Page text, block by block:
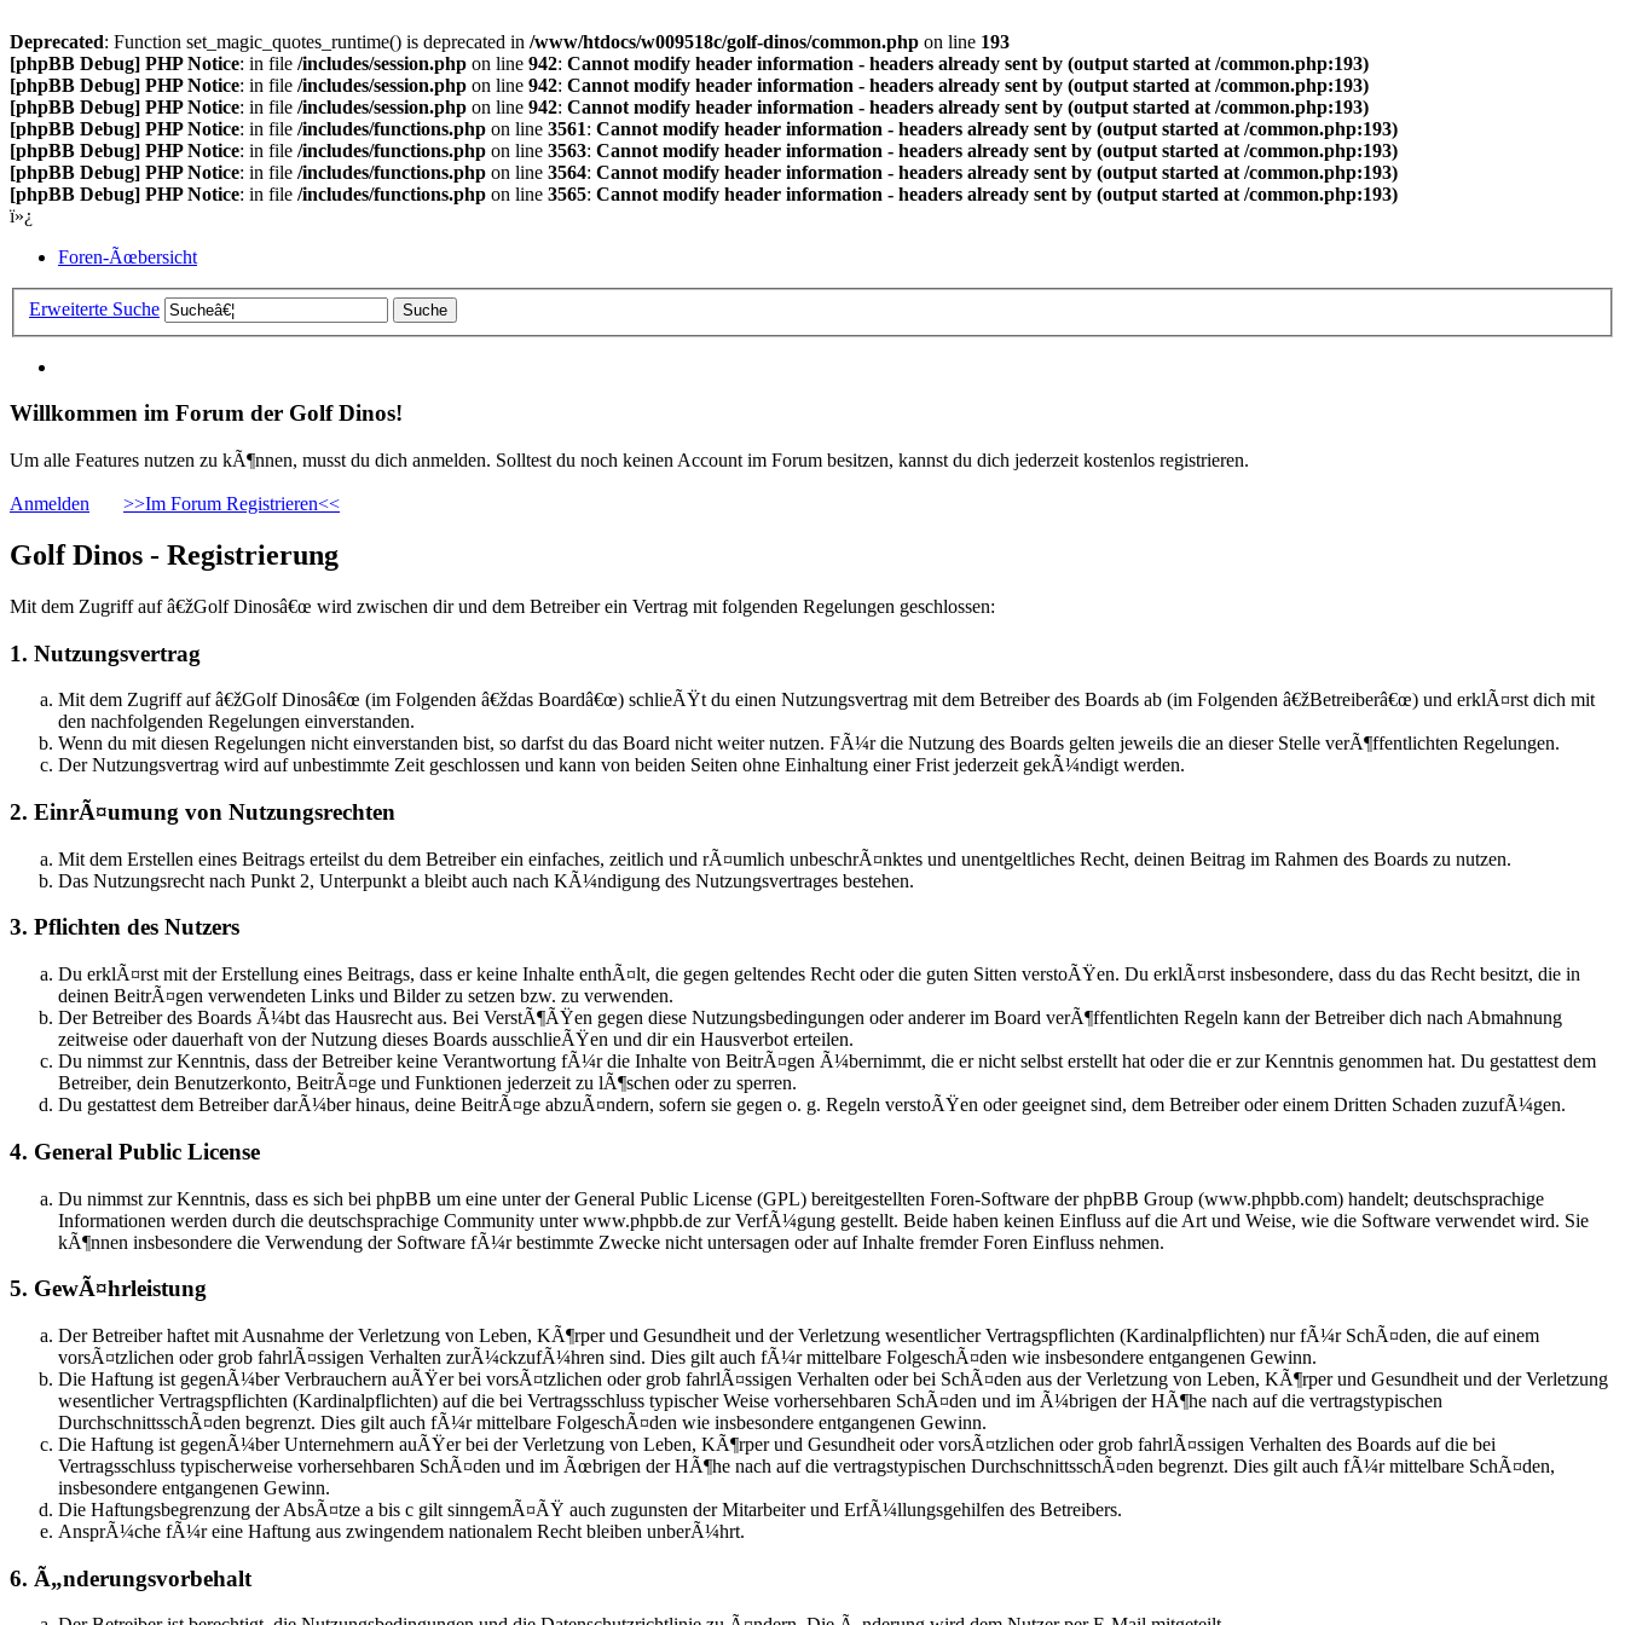
Deprecated: Function set_magic_quotes_runtime() is deprecated in /www/htdocs/w009518c/golf-dinos/common.php on line 193
[phpBB Debug] PHP Notice: in file /includes/session.php on line 942: Cannot modify header information - headers already sent by (output started at /common.php:193)
[phpBB Debug] PHP Notice: in file /includes/session.php on line 942: Cannot modify header information - headers already sent by (output started at /common.php:193)
[phpBB Debug] PHP Notice: in file /includes/session.php on line 942: Cannot modify header information - headers already sent by (output started at /common.php:193)
[phpBB Debug] PHP Notice: in file /includes/functions.php on line 3561: Cannot modify header information - headers already sent by (output started at /common.php:193)
[phpBB Debug] PHP Notice: in file /includes/functions.php on line 3563: Cannot modify header information - headers already sent by (output started at /common.php:193)
[phpBB Debug] PHP Notice: in file /includes/functions.php on line 3564: Cannot modify header information - headers already sent by (output started at /common.php:193)
[phpBB Debug] PHP Notice: in file /includes/functions.php on line 3565: Cannot modify header information - headers already sent by (output started at /common.php:193)
ï»¿
Foren-Ãœbersicht
Erweiterte Suche
Willkommen im Forum der Golf Dinos!
Um alle Features nutzen zu kÃ¶nnen, musst du dich anmelden. Solltest du noch keinen Account im Forum besitzen, kannst du dich jederzeit kostenlos registrieren.
Anmelden >>Im Forum Registrieren<<
Golf Dinos - Registrierung
Mit dem Zugriff auf â€žGolf Dinosâ€œ wird zwischen dir und dem Betreiber ein Vertrag mit folgenden Regelungen geschlossen:
1. Nutzungsvertrag
Mit dem Zugriff auf â€žGolf Dinosâ€œ (im Folgenden â€ždas Boardâ€œ) schlieÃŸt du einen Nutzungsvertrag mit dem Betreiber des Boards ab (im Folgenden â€žBetreiberâ€œ) und erklÃ¤rst dich mit
den nachfolgenden Regelungen einverstanden.
Wenn du mit diesen Regelungen nicht einverstanden bist, so darfst du das Board nicht weiter nutzen. FÃ¼r die Nutzung des Boards gelten jeweils die an dieser Stelle verÃ¶ffentlichten Regelungen.
Der Nutzungsvertrag wird auf unbestimmte Zeit geschlossen und kann von beiden Seiten ohne Einhaltung einer Frist jederzeit gekÃ¼ndigt werden.
2. EinrÃ¤umung von Nutzungsrechten
Mit dem Erstellen eines Beitrags erteilst du dem Betreiber ein einfaches, zeitlich und rÃ¤umlich unbeschrÃ¤nktes und unentgeltliches Recht, deinen Beitrag im Rahmen des Boards zu nutzen.
Das Nutzungsrecht nach Punkt 2, Unterpunkt a bleibt auch nach KÃ¼ndigung des Nutzungsvertrages bestehen.
3. Pflichten des Nutzers
Du erklÃ¤rst mit der Erstellung eines Beitrags, dass er keine Inhalte enthÃ¤lt, die gegen geltendes Recht oder die guten Sitten verstoÃŸen. Du erklÃ¤rst insbesondere, dass du das Recht besitzt, die in
deinen BeitrÃ¤gen verwendeten Links und Bilder zu setzen bzw. zu verwenden.
Der Betreiber des Boards Ã¼bt das Hausrecht aus. Bei VerstÃ¶ÃŸen gegen diese Nutzungsbedingungen oder anderer im Board verÃ¶ffentlichten Regeln kann der Betreiber dich nach Abmahnung
zeitweise oder dauerhaft von der Nutzung dieses Boards ausschlieÃŸen und dir ein Hausverbot erteilen.
Du nimmst zur Kenntnis, dass der Betreiber keine Verantwortung fÃ¼r die Inhalte von BeitrÃ¤gen Ã¼bernimmt, die er nicht selbst erstellt hat oder die er zur Kenntnis genommen hat. Du gestattest dem
Betreiber, dein Benutzerkonto, BeitrÃ¤ge und Funktionen jederzeit zu lÃ¶schen oder zu sperren.
Du gestattest dem Betreiber darÃ¼ber hinaus, deine BeitrÃ¤ge abzuÃ¤ndern, sofern sie gegen o. g. Regeln verstoÃŸen oder geeignet sind, dem Betreiber oder einem Dritten Schaden zuzufÃ¼gen.
4. General Public License
Du nimmst zur Kenntnis, dass es sich bei phpBB um eine unter der General Public License (GPL) bereitgestellten Foren-Software der phpBB Group (www.phpbb.com) handelt; deutschsprachige
Informationen werden durch die deutschsprachige Community unter www.phpbb.de zur VerfÃ¼gung gestellt. Beide haben keinen Einfluss auf die Art und Weise, wie die Software verwendet wird. Sie
kÃ¶nnen insbesondere die Verwendung der Software fÃ¼r bestimmte Zwecke nicht untersagen oder auf Inhalte fremder Foren Einfluss nehmen.
5. GewÃ¤hrleistung
Der Betreiber haftet mit Ausnahme der Verletzung von Leben, KÃ¶rper und Gesundheit und der Verletzung wesentlicher Vertragspflichten (Kardinalpflichten) nur fÃ¼r SchÃ¤den, die auf einem
vorsÃ¤tzlichen oder grob fahrlÃ¤ssigen Verhalten zurÃ¼ckzufÃ¼hren sind. Dies gilt auch fÃ¼r mittelbare FolgeschÃ¤den wie insbesondere entgangenen Gewinn.
Die Haftung ist gegenÃ¼ber Verbrauchern auÃŸer bei vorsÃ¤tzlichen oder grob fahrlÃ¤ssigen Verhalten oder bei SchÃ¤den aus der Verletzung von Leben, KÃ¶rper und Gesundheit und der Verletzung
wesentlicher Vertragspflichten (Kardinalpflichten) auf die bei Vertragsschluss typischer Weise vorhersehbaren SchÃ¤den und im Ã¼brigen der HÃ¶he nach auf die vertragstypischen
DurchschnittsschÃ¤den begrenzt. Dies gilt auch fÃ¼r mittelbare FolgeschÃ¤den wie insbesondere entgangenen Gewinn.
Die Haftung ist gegenÃ¼ber Unternehmern auÃŸer bei der Verletzung von Leben, KÃ¶rper und Gesundheit oder vorsÃ¤tzlichen oder grob fahrlÃ¤ssigen Verhalten des Boards auf die bei
Vertragsschluss typischerweise vorhersehbaren SchÃ¤den und im Ãœbrigen der HÃ¶he nach auf die vertragstypischen DurchschnittsschÃ¤den begrenzt. Dies gilt auch fÃ¼r mittelbare SchÃ¤den,
insbesondere entgangenen Gewinn.
Die Haftungsbegrenzung der AbsÃ¤tze a bis c gilt sinngemÃ¤ÃŸ auch zugunsten der Mitarbeiter und ErfÃ¼llungsgehilfen des Betreibers.
AnsprÃ¼che fÃ¼r eine Haftung aus zwingendem nationalem Recht bleiben unberÃ¼hrt.
6. Ã„nderungsvorbehalt